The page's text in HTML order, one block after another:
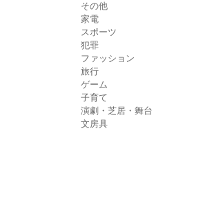
その他
家電
スポーツ
犯罪
ファッション
旅行
ゲーム
子育て
演劇・芝居・舞台
文房具